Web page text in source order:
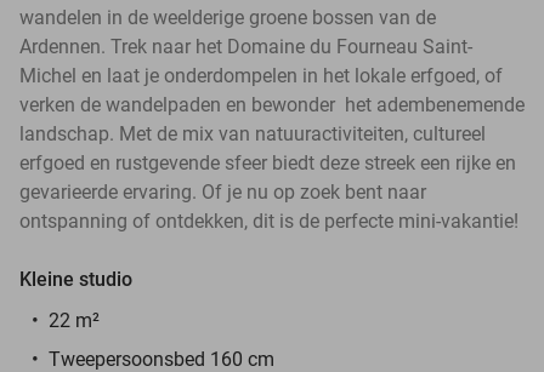
wandelen in de weelderige groene bossen van de
Ardennen. Trek naar het Domaine du Fourneau Saint-
Michel en laat je onderdompelen in het lokale erfgoed, of
verken de wandelpaden en bewonder het adembenemende
landschap. Met de mix van natuuractiviteiten, cultureel
erfgoed en rustgevende sfeer biedt deze streek een rijke en
gevarieerde ervaring. Of je nu op zoek bent naar
ontspanning of ontdekken, dit is de perfecte mini-vakantie!
Kleine studio
22 m²
Tweepersoonsbed 160 cm